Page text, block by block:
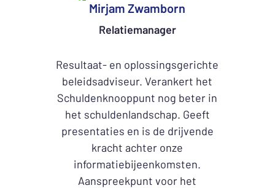
Mirjam Zwamborn
Relatiemanager
Resultaat- en oplossingsgerichte
beleidsadviseur. Verankert het
Schuldenknooppunt nog beter in
het schuldenlandschap. Geeft
presentaties en is de drijvende
kracht achter onze
informatiebijeenkomsten.
Aanspreekpunt voor het